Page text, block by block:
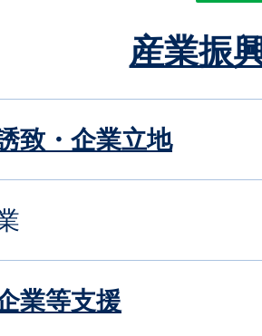
産業振
致・企業立地
業等支援